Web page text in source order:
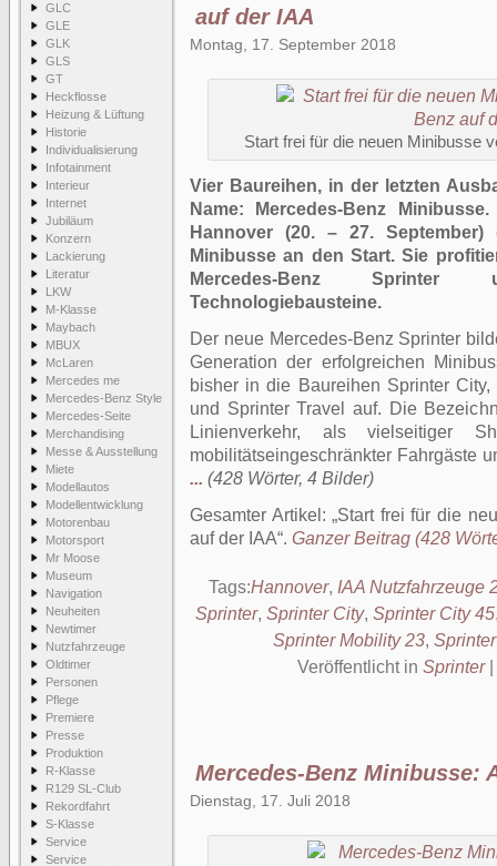
GLC
GLE
GLK
GLS
GT
Heckflosse
Heizung & Lüftung
Historie
Individualisierung
Infotainment
Interieur
Internet
Jubiläum
Konzern
Lackierung
Literatur
LKW
M-Klasse
Maybach
MBUX
McLaren
Mercedes me
Mercedes-Benz Style
Mercedes-Seite
Merchandising
Messe & Ausstellung
Miete
Modellautos
Modellentwicklung
Motorenbau
Motorsport
Mr Moose
Museum
Navigation
Neuheiten
Newtimer
Nutzfahrzeuge
Oldtimer
Personen
Pflege
Premiere
Presse
Produktion
R-Klasse
R129 SL-Club
Rekordfahrt
S-Klasse
Service
Service
auf der IAA
Montag, 17. September 2018
Start frei für die neuen Minibusse
Vier Baureihen, in der letzten
Name: Mercedes-Benz
Hannover (20. – 27.
Minibusse an den Start. Sie
Mercedes-Benz
Technologiebausteine.
Der neue Mercedes-Benz Sprinter
Generation der erfolgreichen
bisher in die Baureihen Sprinter
und Sprinter Travel auf. Die
Linienverkehr, als vielseitiger
mobilitätseingeschränkter Fahrgäste
... (428 Wörter, 4 Bilder)
Gesamter Artikel: Start frei für die
auf der IAA . Ganzer Beitrag (428
Tags:Hannover, IAA Nutzfahrzeuge
Sprinter, Sprinter City, Sprinter City 45
Sprinter Mobility 23,
Veröffentlicht in Sprinter|
Mercedes-Benz Minibusse:
Dienstag, 17. Juli 2018